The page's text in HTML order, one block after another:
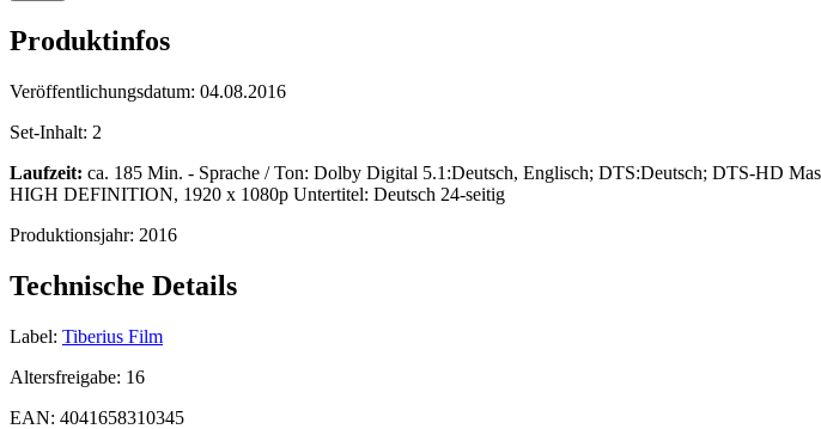
Produktinfos
Veröffentlichungsdatum: 04.08.2016
Set-Inhalt: 2
Laufzeit: ca. 185 Min. - Sprache / Ton: Dolby Digital 5.1:Deutsch, Englisch; DTS:Deutsch; DTS-HD
HIGH DEFINITION, 1920 x 1080p Untertitel: Deutsch 24-seitig
Produktionsjahr: 2016
Technische Details
Label: Tiberius Film
Altersfreigabe: 16
EAN: 4041658310345